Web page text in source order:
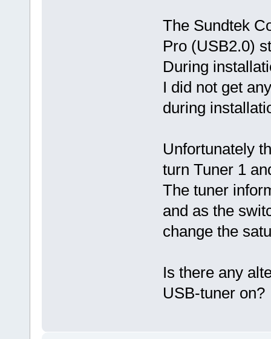
The Sundtek
Pro (USB2.0)
During
I did not get
during
Unfortunately
turn Tuner 1
The tuner
and as the
change the
Is there any
USB-tuner on?